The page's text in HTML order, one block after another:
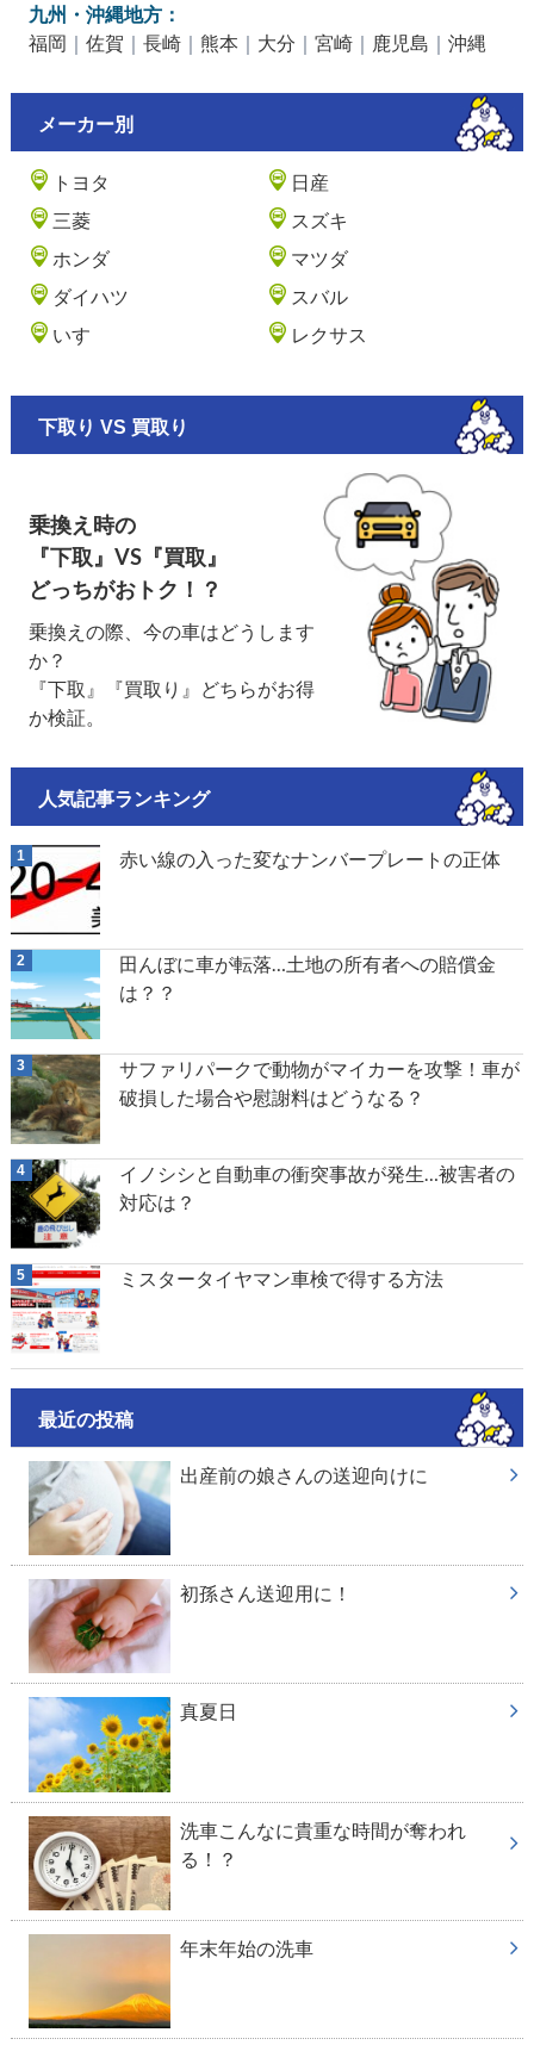
九州・沖縄地方：
福岡 ｜ 佐賀 ｜ 長崎｜ 熊本 ｜ 大分 ｜ 宮崎｜ 鹿児島 ｜ 沖縄
メーカー別
トヨタ
日産
三菱
スズキ
ホンダ
マツダ
ダイハツ
スバル
いすゞ
レクサス
下取り VS 買取り
乗換え時の
『下取』VS『買取』
どっちがおトク！？
乗換えの際、今の車はどうします
か？
『下取』『買取り』どちらがお得
か検証。
人気記事ランキング
赤い線の入った変なナンバープレートの正体
田んぼに車が転落…土地の所有者への賠償金
は？？
サファリパークで動物がマイカーを攻撃！車が
破損した場合や慰謝料はどうなる？
イノシシと自動車の衝突事故が発生…被害者の
対応は？
ミスタータイヤマン車検で得する方法
最近の投稿
出産前の娘さんの送迎向けに
初孫さん送迎用に！
真夏日
洗車こんなに貴重な時間が奪われ
る！？
年末年始の洗車